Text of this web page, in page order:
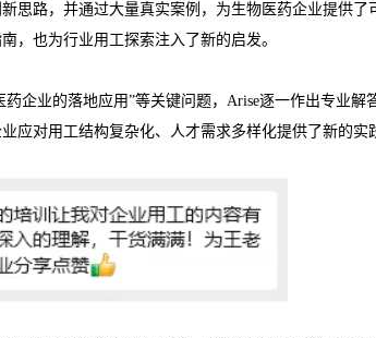
思路，并通过大量真实案例，为生物医药企业提供
，也为行业用工探索注入了新的启发。
企业的落地应用”等关键问题，Arise逐一作出专业
应对用工结构复杂化、人才需求多样化提供了新的实